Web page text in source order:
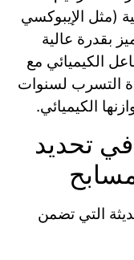
(مثل الإيبوكسي
بقدرة عالية
الكيميائي مع
التسرب لسنوات
الكيميائي.
تحديد
التي تضمن